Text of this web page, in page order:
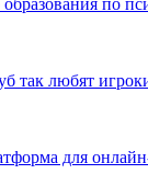
так любят
для